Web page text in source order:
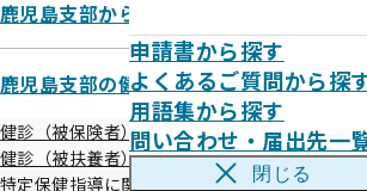
申請書から探す
よくあるご質問から探
用語集から探す
問い合わせ・届出先一
閉じる
鹿児島支部からのお知らせ
鹿児島支部の健診・保健指導のご案内
健診（被保険者）に関するご案内
健診（被扶養者）に関するご案内
特定保健指導に関するご案内
令和07年06月